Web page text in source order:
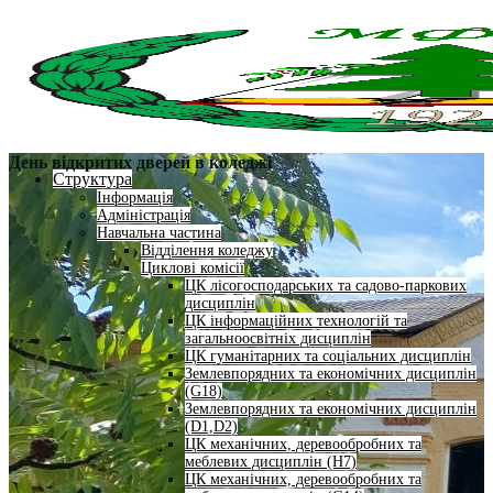
Структура
Інформація
Адміністрація
Навчальна частина
Відділення коледжу
Циклові комісії
ЦК лісогосподарських та садово-паркових
дисциплін
ЦК інформаційних технологій та
загальноосвітніх дисциплін
ЦК гуманітарних та соціальних дисциплін
Землевпорядних та економічних дисциплін
(G18)
Землевпорядних та економічних дисциплін
(D1,D2)
ЦК механічних, деревообробних та
меблевих дисциплін (H7)
ЦК механічних, деревообробних та
День відкритих дверей в коледжі